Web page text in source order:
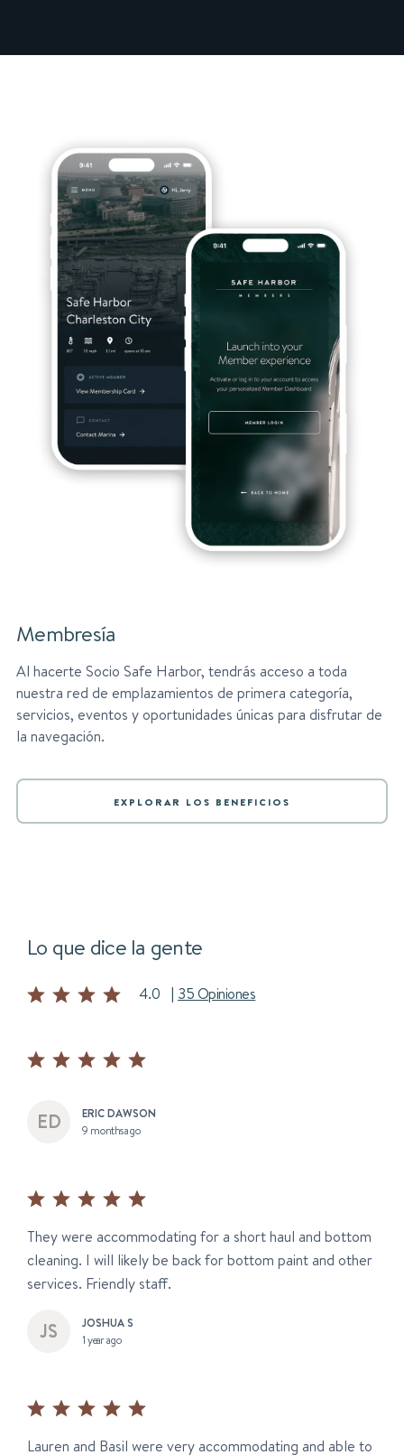
Membresía
Al hacerte Socio Safe Harbor, tendrás acceso a toda
nuestra red de emplazamientos de primera categoría,
servicios, eventos y oportunidades únicas para disfrutar de
la navegación.
EXPLORAR LOS BENEFICIOS
Lo que dice la gente
4.0 | 35 Opiniones
ERIC DAWSON
9 months ago
They were accommodating for a short haul and bottom
cleaning. I will likely be back for bottom paint and other
services. Friendly staff.
JOSHUA S
1 year ago
Lauren and Basil were very accommodating and able to